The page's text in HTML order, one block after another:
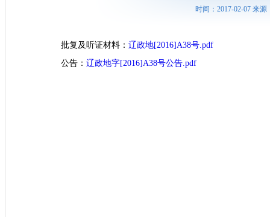
时间：2017-02-07 来
批复及听证材料： 辽政地[2016]A38号.pdf
公告： 辽政地字[2016]A38号公告.pdf